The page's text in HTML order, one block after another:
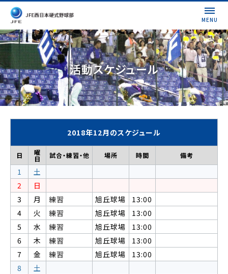
MENU
活動スケジュール
2018年12月のスケジュール
日 曜
日 試合・練習・他 場所 時間 備考
1
土
2
日
3
月 練習 旭丘球場
13:00
4
火 練習 旭丘球場
13:00
5
水 練習 旭丘球場
13:00
6
木 練習 旭丘球場
13:00
7
金 練習 旭丘球場
13:00
8
土